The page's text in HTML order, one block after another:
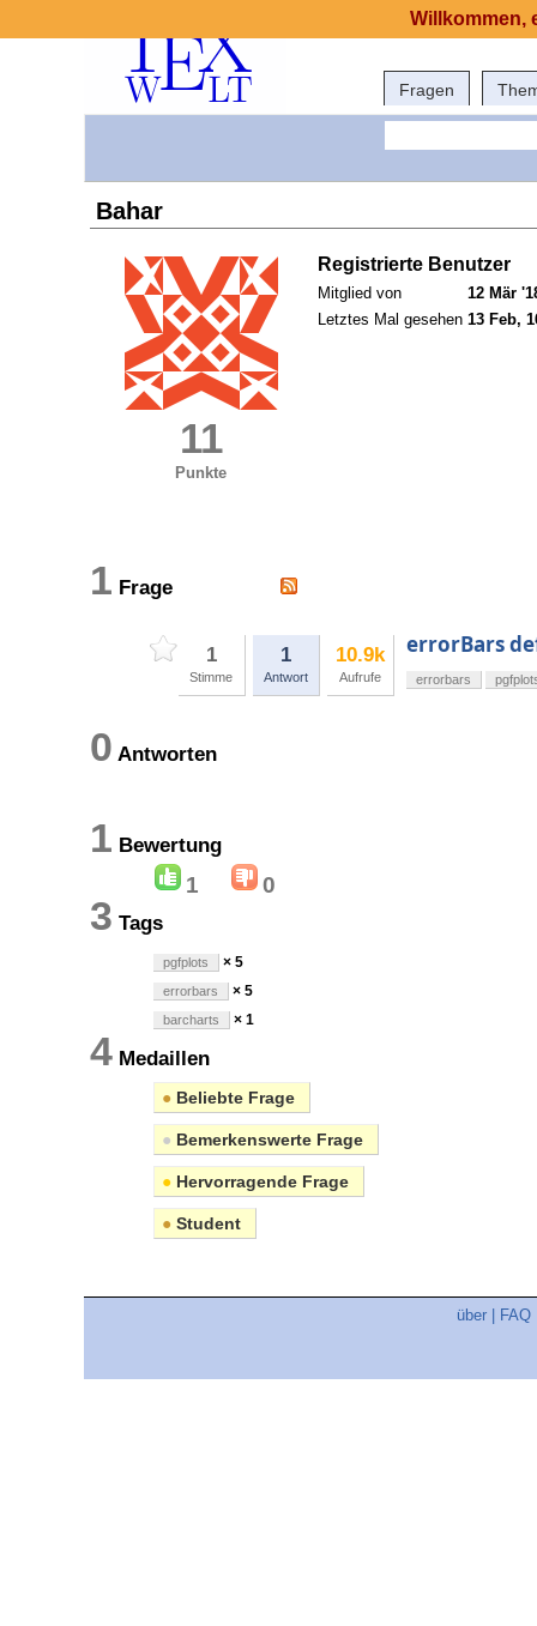
Fragen
Bahar
11
Punkte
Registrierte Benutzer
Mitglied von
12 Mär
Letztes Mal gesehen 13 Feb,
1 Frage
1
Stimme
1
Antwort
10.9k
Aufrufe
errorBars
errorbars
0 Antworten
1 Bewertung
1 0
3 Tags
pgfplots × 5
errorbars × 5
barcharts × 1
4 Medaillen
● Beliebte Frage
● Bemerkenswerte Frage
● Hervorragende Frage
● Student
über FAQ
Willkommen,